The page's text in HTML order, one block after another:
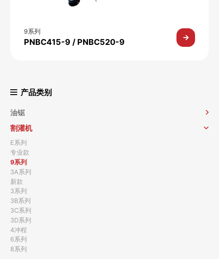
产品类别
油锯
割灌机
E系列
专业款
9系列
3A系列
新款
3系列
3B系列
3C系列
3D系列
4冲程
6系列
8系列
9系列
PNBC415-9 / PNBC520-9